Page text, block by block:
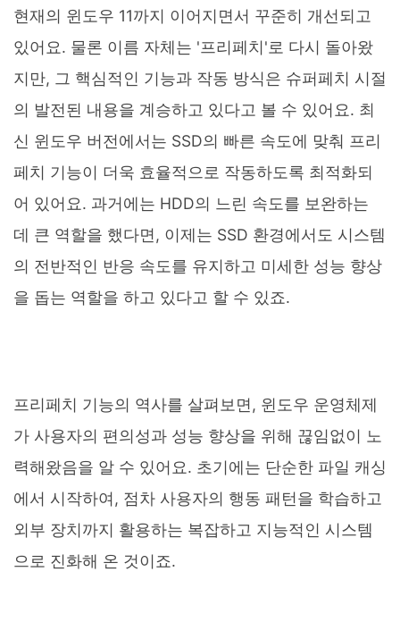
현재의 윈도우 11까지 이어지면서 꾸준히 개선되고
있어요. 물론 이름 자체는 '프리페치'로 다시 돌아왔
지만, 그 핵심적인 기능과 작동 방식은 슈퍼페치 시절
의 발전된 내용을 계승하고 있다고 볼 수 있어요. 최
신 윈도우 버전에서는 SSD의 빠른 속도에 맞춰 프리
페치 기능이 더욱 효율적으로 작동하도록 최적화되
어 있어요. 과거에는 HDD의 느린 속도를 보완하는
데 큰 역할을 했다면, 이제는 SSD 환경에서도 시스템
의 전반적인 반응 속도를 유지하고 미세한 성능 향상
을 돕는 역할을 하고 있다고 할 수 있죠.
프리페치 기능의 역사를 살펴보면, 윈도우 운영체제
가 사용자의 편의성과 성능 향상을 위해 끊임없이 노
력해왔음을 알 수 있어요. 초기에는 단순한 파일 캐싱
에서 시작하여, 점차 사용자의 행동 패턴을 학습하고
외부 장치까지 활용하는 복잡하고 지능적인 시스템
으로 진화해 온 것이죠.